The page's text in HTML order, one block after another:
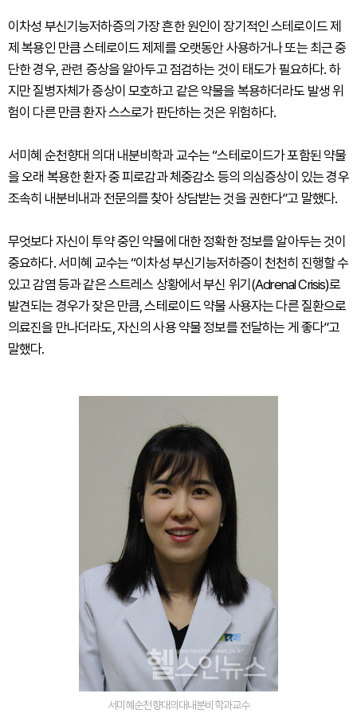
이차성 부신기능저하증의 가장 흔한 원인이 장기적인 스테로이드 제
제 복용인 만큼 스테로이드 제제를 오랫동안 사용하거나 또는 최근 중
단한 경우, 관련 증상을 알아두고 점검하는 것이 태도가 필요하다. 하
지만 질병자체가 증상이 모호하고 같은 약물을 복용하더라도 발생 위
험이 다른 만큼 환자 스스로가 판단하는 것은 위험하다.
서미혜 순천향대 의대 내분비학과 교수는 “스테로이드가 포함된 약물
을 오래 복용한 환자 중 피로감과 체중감소 등의 의심증상이 있는 경우
조속히 내분비내과 전문의를 찾아 상담받는 것을 권한다”고 말했다.
무엇보다 자신이 투약 중인 약물에 대한 정확한 정보를 알아두는 것이
중요하다. 서미혜 교수는 “이차성 부신기능저하증이 천천히 진행할 수
있고 감염 등과 같은 스트레스 상황에서 부신 위기(Adrenal Crisis)로
발견되는 경우가 잦은 만큼, 스테로이드 약물 사용자는 다른 질환으로
의료진을 만나더라도, 자신의 사용 약물 정보를 전달하는 게 좋다”고
말했다.
서미혜순천향대의대내분비학과교수